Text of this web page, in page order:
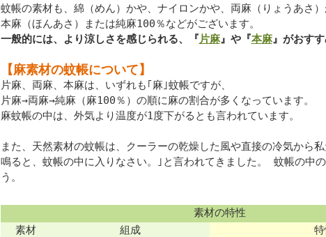
蚊帳の素材も、綿（めん）かや、ナイロンかや、両麻（りょうあさ）
本麻（ほんあさ）または純麻100％などがございます。
一般的には、より涼しさを感じられる、『片麻』や『本麻』がおすす
【麻素材の蚊帳について】
片麻、両麻、本麻は、いずれも｢麻｣蚊帳ですが、
片麻→両麻→純麻（麻100％）の順に麻の割合が多くなっています。
麻蚊帳の中は、外気より温度が1度下がるとも言われています。
また、天然素材の蚊帳は、クーラーの乾燥した風や直接の冷気から
鳴ると、蚊帳の中に入りなさい。｣と言われてきました。 蚊帳の中
う。
素材の特性
素材
組成